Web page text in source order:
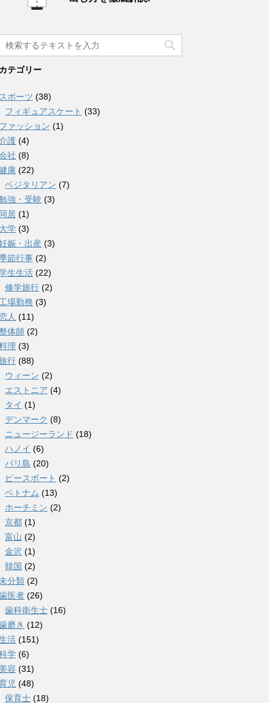
カテゴリー
スポーツ (38)
フィギュアスケート (33)
ファッション (1)
護 (4)
社 (8)
康 (22)
ベジタリアン (7)
強・受験 (3)
同居 (1)
大学 (3)
娠・出産 (3)
節行事 (2)
生生活 (22)
修学旅行 (2)
工場勤務 (3)
人 (11)
体師 (2)
理 (3)
行 (88)
ウィーン (2)
エストニア (4)
タイ (1)
デンマーク (8)
ニュージーランド (18)
ハノイ (6)
バリ島 (20)
ピースボート (2)
ベトナム (13)
ホーチミン (2)
京都 (1)
富山 (2)
金沢 (1)
韓国 (2)
分類 (2)
医者 (26)
歯科衛生士 (16)
磨き (12)
活 (151)
学 (6)
美容 (31)
児 (48)
保育士 (18)